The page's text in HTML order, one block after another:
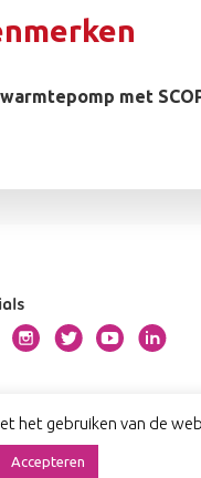
met
gebruiken van de
Accepteren